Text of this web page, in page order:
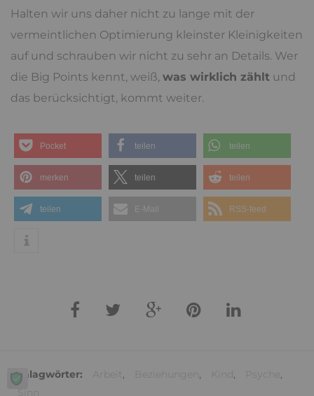
Halten wir uns daher nicht zu lange mit der
vermeintlichen Optimierung kleinster Kleinigkeiten
auf und schrauben wir nicht zu sehr an Details. Wer
die Big Points kennt, weiß, was wirklich zählt und
das berücksichtigt, kommt weiter.
Pocket teilen teilen
merken teilen teilen
teilen E-Mail RSS-feed
Schlagwörter: , , ,
,